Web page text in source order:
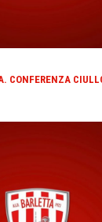
CONFERENZA